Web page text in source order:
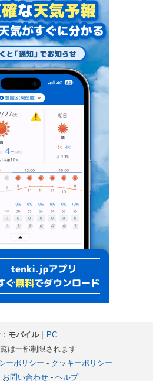
モバイル｜
PC
は一部制限されます
ーポリシー - クッキーポリシー
お問い合わせ- ヘルプ